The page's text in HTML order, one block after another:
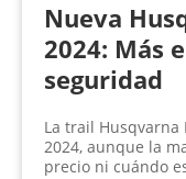
Nueva
2024: Más
seguridad
La trail Husqvarna
2024, aunque la
precio ni cuándo